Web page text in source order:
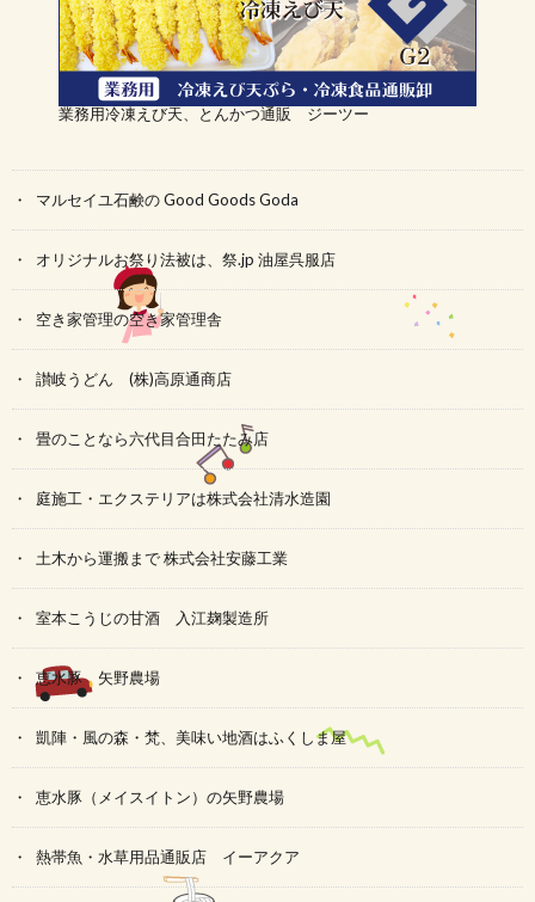
業務用冷凍えび天、とんかつ通販 ジーツー
マルセイユ石鹸の Good Goods Goda
オリジナルお祭り法被は、祭.jp 油屋呉服店
空き家管理の空き家管理舎
讃岐うどん (株)高原通商店
畳のことなら六代目合田たたみ店
庭施工・エクステリアは株式会社清水造園
土木から運搬まで 株式会社安藤工業
室本こうじの甘酒 入江麹製造所
恵水豚 矢野農場
凱陣・風の森・梵、美味い地酒はふくしま屋
恵水豚（メイスイトン）の矢野農場
熱帯魚・水草用品通販店 イーアクア